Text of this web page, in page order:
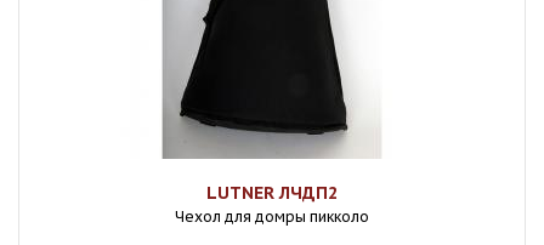
LUTNER ЛЧДП2
Чехол для домры пикколо